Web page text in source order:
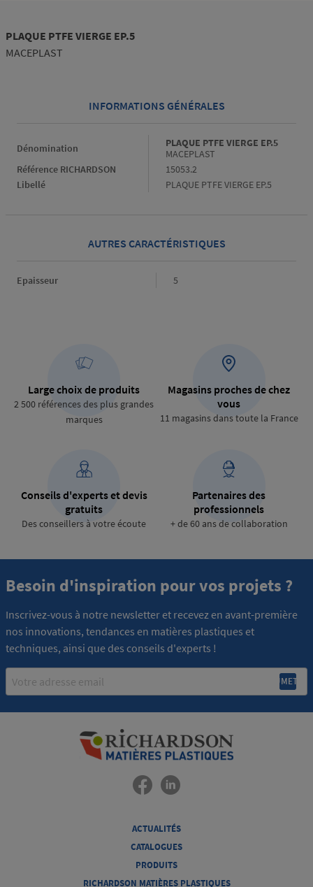
PLAQUE PTFE VIERGE EP.5
MACEPLAST
INFORMATIONS GÉNÉRALES
Dénomination
PLAQUE PTFE VIERGE EP.5
MACEPLAST
Référence RICHARDSON
15053.2
Libellé
PLAQUE PTFE VIERGE EP.5
AUTRES CARACTÉRISTIQUES
Epaisseur Epaisseur
5
Large choix de produits
2 500 références des plus grandes
marques
Magasins proches de chez
vous
11 magasins dans toute la France
Conseils d'experts et devis
gratuits
Des conseillers à votre écoute
Partenaires des
professionnels
+ de 60 ans de collaboration
Besoin d'inspiration pour vos projets ?
Inscrivez-vous à notre newsletter et recevez en avant-première
nos innovations, tendances en matières plastiques et
techniques, ainsi que des conseils d'experts !
Email
ACTUALITÉS
CATALOGUES
PRODUITS
RICHARDSON MATIÈRES PLASTIQUES